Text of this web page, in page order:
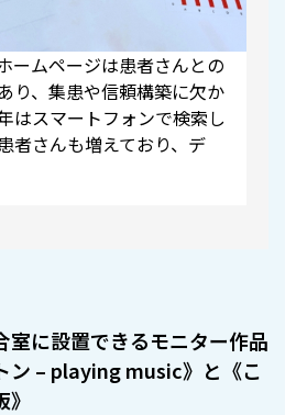
ームページは患者さんとの
り、集患や信頼構築に欠か
はスマートフォンで検索し
者さんも増えており、デ
室に設置できるモニター作品
ン – playing music》と《こ